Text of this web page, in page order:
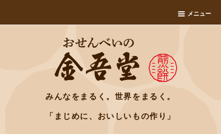
メニュー
みんなをまるく。世界をまるく。
「まじめに、おいしいもの作り」